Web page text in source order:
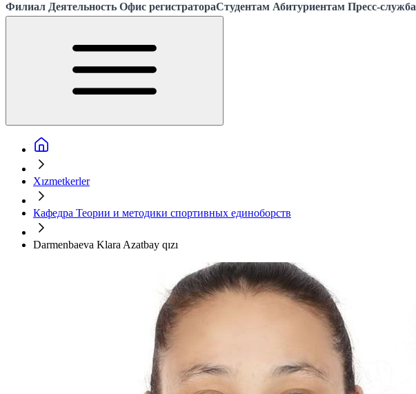
Филиал Деятельность Офис регистратораСтудентам Абитуриентам Пресс-служба
Xızmetkerler
Кафедра Теории и методики спортивных единоборств
Darmenbaeva Klara Azatbay qızı